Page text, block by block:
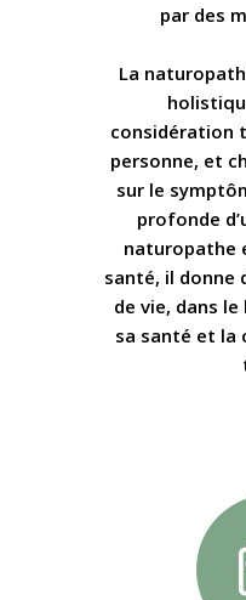
par des
La
considération
personne, et
sur le
profonde
naturopathe
santé, il donne
de vie, dans le
sa santé et la